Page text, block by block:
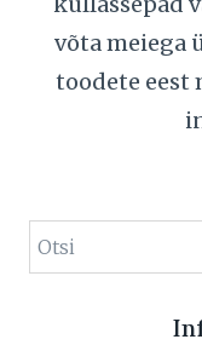
võta meiega
toodete eest